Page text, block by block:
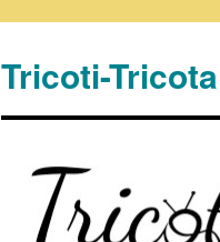
Tricoti-Tricota